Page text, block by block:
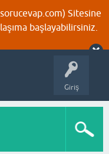
Sitesine
başlayabilirsiniz.
Giriş